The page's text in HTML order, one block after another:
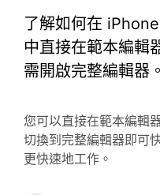
了解如何在
中直接在範本編輯
需開啟完整編輯器。
您可以直接在範本編輯
切換到完整編輯器即可
更快速地工作。